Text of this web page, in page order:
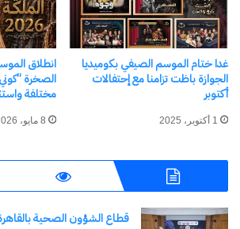
إيوان زهير (أميرة النيل – الصولجان
مصر – إيزيس وأوزوريس)، يليها
أجواء مبهجة تمزج بين الفنون والتاريخ.
يقدّم أوركسترا القاهرة السيمفوني،
الفتاح، حفلًا موسيقيًا بعنوان
الهيئة العامة لقصور الثقافة
غدا ختام الموسم الصيفي بكوميديا
الجوازة باظت تزامنا مع إحتفالات
أكتوبر
1 أكتوبر، 2025
انطلاق
مختلفة
8 مايو، 2026
قطاع الشؤون الصحية